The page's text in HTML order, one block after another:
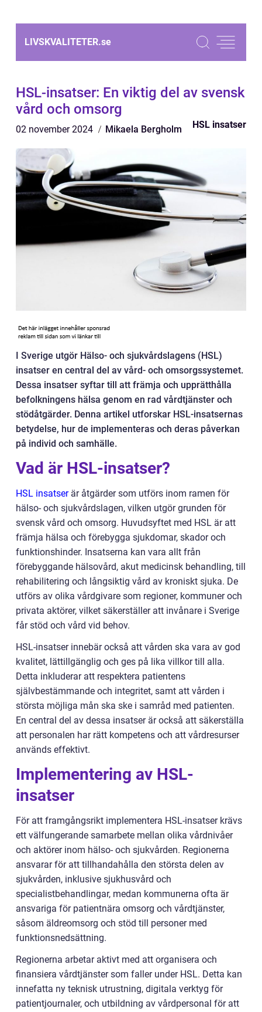
LIVSKVALITETER.se
HSL-insatser: En viktig del av svensk
vård och omsorg
02 november 2024 Mikaela Bergholm HSL insatser
I Sverige utgör Hälso- och sjukvårdslagens (HSL)
insatser en central del av vård- och omsorgssystemet.
Dessa insatser syftar till att främja och upprätthålla
befolkningens hälsa genom en rad vårdtjänster och
stödåtgärder. Denna artikel utforskar HSL-insatsernas
betydelse, hur de implementeras och deras påverkan
på individ och samhälle.
Vad är HSL-insatser?
HSL insatserär åtgärder som utförs inom ramen för
hälso- och sjukvårdslagen, vilken utgör grunden för
svensk vård och omsorg. Huvudsyftet med HSL är att
främja hälsa och förebygga sjukdomar, skador och
funktionshinder. Insatserna kan vara allt från
förebyggande hälsovård, akut medicinsk behandling, till
rehabilitering och långsiktig vård av kroniskt sjuka. De
utförs av olika vårdgivare som regioner, kommuner och
privata aktörer, vilket säkerställer att invånare i Sverige
får stöd och vård vid behov.
HSL-insatser innebär också att vården ska vara av god
kvalitet, lättillgänglig och ges på lika villkor till alla.
Detta inkluderar att respektera patientens
självbestämmande och integritet, samt att vården i
största möjliga mån ska ske i samråd med patienten.
En central del av dessa insatser är också att säkerställa
att personalen har rätt kompetens och att vårdresurser
används effektivt.
Implementering av HSL-
insatser
För att framgångsrikt implementera HSL-insatser krävs
ett välfungerande samarbete mellan olika vårdnivåer
och aktörer inom hälso- och sjukvården. Regionerna
ansvarar för att tillhandahålla den största delen av
sjukvården, inklusive sjukhusvård och
specialistbehandlingar, medan kommunerna ofta är
ansvariga för patientnära omsorg och vårdtjänster,
såsom äldreomsorg och stöd till personer med
funktionsnedsättning.
Regionerna arbetar aktivt med att organisera och
finansiera vårdtjänster som faller under HSL. Detta kan
innefatta ny teknisk utrustning, digitala verktyg för
patientjournaler, och utbildning av vårdpersonal för att